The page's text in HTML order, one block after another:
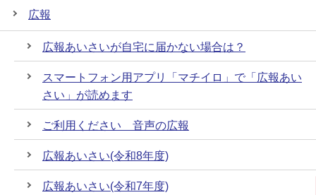
広報
広報あいさいが自宅に届かない場合は？
スマートフォン用アプリ「マチイロ」で「広報あい
さい」が読めます
ご利用ください 音声の広報
広報あいさい(令和8年度)
広報あいさい(令和7年度)